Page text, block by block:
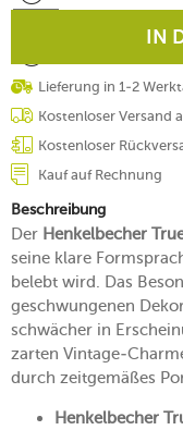
IN
Lieferung in 1-2
Kostenloser Versand
Kostenloser
Kauf auf Rechnung
Beschreibung
Der Henkelbecher
seine klare
belebt wird. Das
geschwungenen
schwächer in
zarten Vintage-
durch zeitgemäßes
Henkelbecher